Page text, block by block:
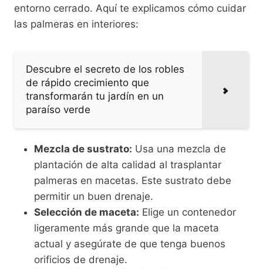
entorno cerrado. Aquí te explicamos cómo cuidar
las palmeras en interiores:
Descubre el secreto de los robles
de rápido crecimiento que
transformarán tu jardín en un
paraíso verde
Mezcla de sustrato: Usa una mezcla de
plantación de alta calidad al trasplantar
palmeras en macetas. Este sustrato debe
permitir un buen drenaje.
Selección de maceta: Elige un contenedor
ligeramente más grande que la maceta
actual y asegúrate de que tenga buenos
orificios de drenaje.